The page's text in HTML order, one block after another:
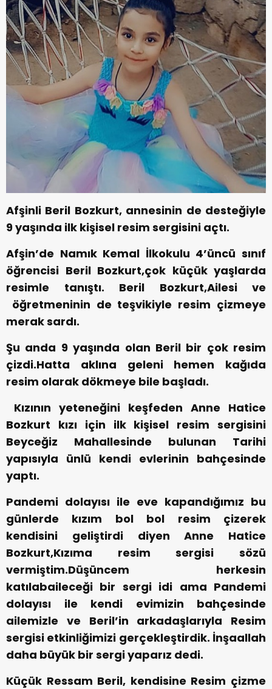
Afşinli Beril Bozkurt, annesinin de desteğiyle
9 yaşında ilk kişisel resim sergisini açtı.
Afşin’de Namık Kemal İlkokulu 4’üncü sınıf
öğrencisi Beril Bozkurt,çok küçük yaşlarda
resimle tanıştı. Beril Bozkurt,Ailesi ve
öğretmeninin de teşvikiyle resim çizmeye
merak sardı.
Şu anda 9 yaşında olan Beril bir çok resim
çizdi.Hatta aklına geleni hemen kağıda
resim olarak dökmeye bile başladı.
Kızının yeteneğini keşfeden Anne Hatice
Bozkurt kızı için ilk kişisel resim sergisini
Beyceğiz Mahallesinde bulunan Tarihi
yapısıyla ünlü kendi evlerinin bahçesinde
yaptı.
Pandemi dolayısı ile eve kapandığımız bu
günlerde kızım bol bol resim çizerek
kendisini geliştirdi diyen Anne Hatice
Bozkurt,Kızıma resim sergisi sözü
vermiştim.Düşüncem herkesin
katılabaileceği bir sergi idi ama Pandemi
dolayısı ile kendi evimizin bahçesinde
ailemizle ve Beril’in arkadaşlarıyla Resim
sergisi etkinliğimizi gerçekleştirdik. İnşaallah
daha büyük bir sergi yaparız dedi.
Küçük Ressam Beril, kendisine Resim çizme